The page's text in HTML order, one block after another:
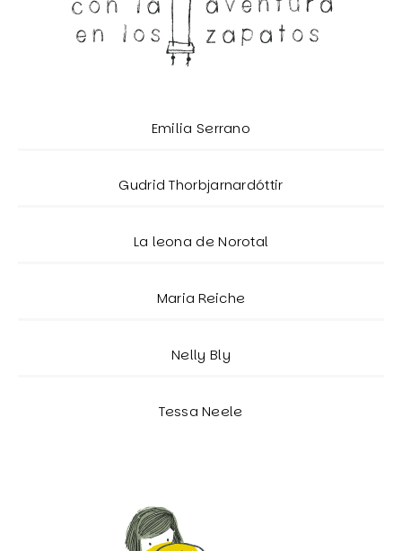
Emilia Serrano
Gudrid Thorbjarnardóttir
La leona de Norotal
Maria Reiche
Nelly Bly
Tessa Neele